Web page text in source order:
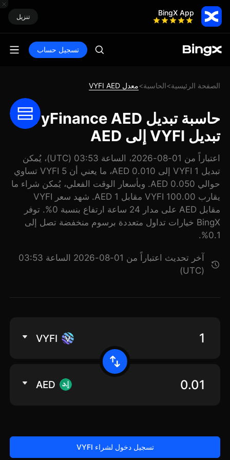
BingX App تنزيل
تسجيل حساب
الصفحة الرئيسية>الحاسبة>معدل VYFI AED
حاسبة تبديل VyFinance AED:
تبديل VYFI إلى AED
اعتباراً من 01-08-2026، الساعة 03:53 (UTC)، يُمكن
تبديل 1 VYFI إلى 0.010 AED، ما يعني أن 5 VYFI تساوي
حوالي 0.050 AED. وبأسعار الوقت الفعلي، يُمكن شراء ما
يقارب 100.00 VYFI مقابل 1 AED. شهد سعر VYFI
مقابل AED على مدار 24 ساعة ارتفاع بنسبة 0%. توفر
BingX خيارات تداول متعددة برسوم منخفضة تصل إلى
0.1%.
آخر تحديث اعتباراً من 01-08-2026 الساعة 03:53
(UTC)
VYFI
AED
تسجيل دخول لشراء VYFI